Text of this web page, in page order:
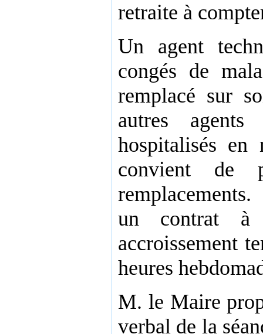
retraite à
Un agent
congés de
remplacé sur
autres
hospitalisés en
convient de
un contrat à
accroissement
heures
M. le Maire
verbal de la